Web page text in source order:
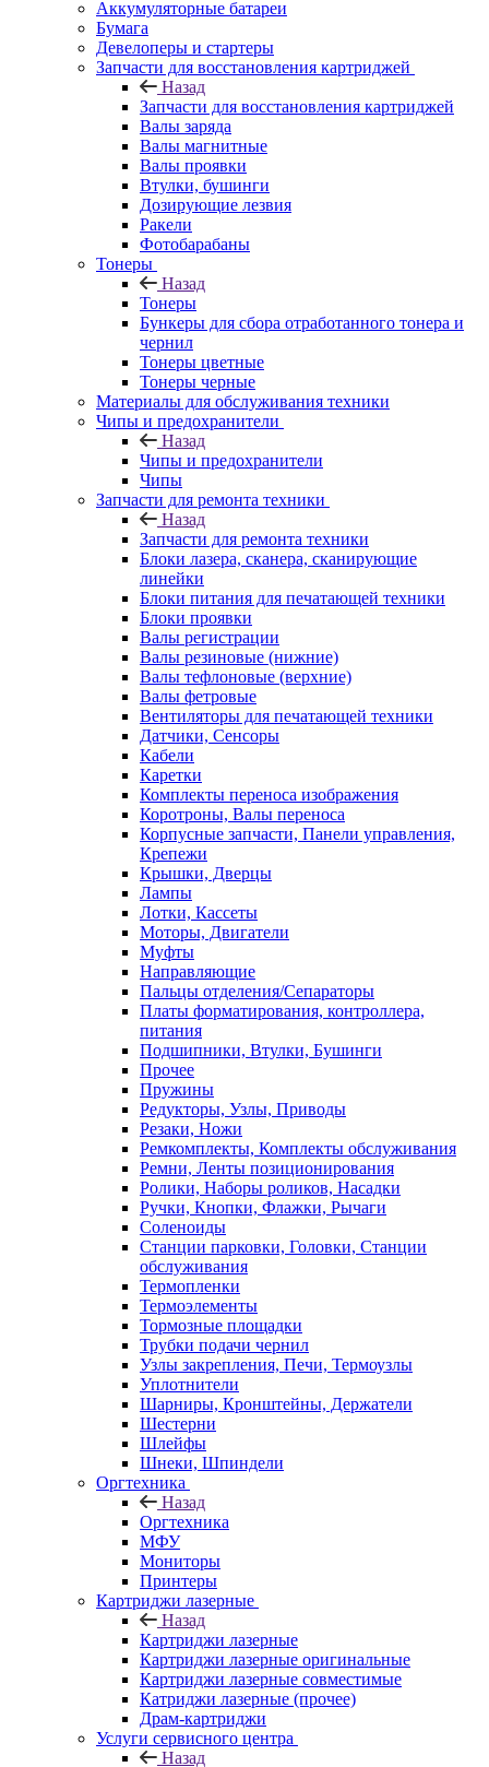
Аккумуляторные батареи
Бумага
Девелоперы и стартеры
Запчасти для восстановления картриджей
Назад
Запчасти для восстановления картриджей
Валы заряда
Валы магнитные
Валы проявки
Втулки, бушинги
Дозирующие лезвия
Ракели
Фотобарабаны
Тонеры
Назад
Тонеры
Бункеры для сбора отработанного тонера и
чернил
Тонеры цветные
Тонеры черные
Материалы для обслуживания техники
Чипы и предохранители
Назад
Чипы и предохранители
Чипы
Запчасти для ремонта техники
Назад
Запчасти для ремонта техники
Блоки лазера, сканера, сканирующие
линейки
Блоки питания для печатающей техники
Блоки проявки
Валы регистрации
Валы резиновые (нижние)
Валы тефлоновые (верхние)
Валы фетровые
Вентиляторы для печатающей техники
Датчики, Сенсоры
Кабели
Каретки
Комплекты переноса изображения
Коротроны, Валы переноса
Корпусные запчасти, Панели управления,
Крепежи
Крышки, Дверцы
Лампы
Лотки, Кассеты
Моторы, Двигатели
Муфты
Направляющие
Пальцы отделения/Сепараторы
Платы форматирования, контроллера,
питания
Подшипники, Втулки, Бушинги
Прочее
Пружины
Редукторы, Узлы, Приводы
Резаки, Ножи
Ремкомплекты, Комплекты обслуживания
Ремни, Ленты позиционирования
Ролики, Наборы роликов, Насадки
Ручки, Кнопки, Флажки, Рычаги
Соленоиды
Станции парковки, Головки, Станции
обслуживания
Термопленки
Термоэлементы
Тормозные площадки
Трубки подачи чернил
Узлы закрепления, Печи, Термоузлы
Уплотнители
Шарниры, Кронштейны, Держатели
Шестерни
Шлейфы
Шнеки, Шпиндели
Оргтехника
Назад
Оргтехника
МФУ
Мониторы
Принтеры
Картриджи лазерные
Назад
Картриджи лазерные
Картриджи лазерные оригинальные
Картриджи лазерные совместимые
Катриджи лазерные (прочее)
Драм-картриджи
Услуги сервисного центра
Назад